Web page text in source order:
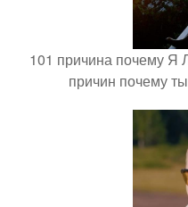
101 причина почему
причин почему